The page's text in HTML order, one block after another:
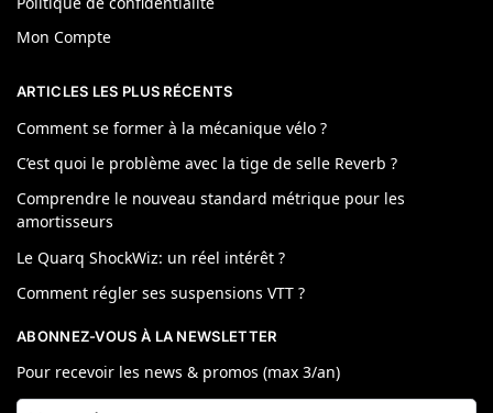
Mon Compte
ARTICLES LES PLUS RÉCENTS
Comment se former à la mécanique vélo ?
C’est quoi le problème avec la tige de selle Reverb ?
Comprendre le nouveau standard métrique pour les
amortisseurs
Le Quarq ShockWiz: un réel intérêt ?
Comment régler ses suspensions VTT ?
ABONNEZ-VOUS À LA NEWSLETTER
Pour recevoir les news & promos (max 3/an)